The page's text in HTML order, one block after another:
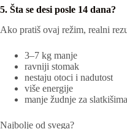
5. Šta se desi posle 14 dana?
Ako pratiš ovaj režim, realni
3–7 kg manje
ravniji stomak
nestaju otoci i nadutost
više energije
manje žudnje za slatkišima
Najbolje od svega?